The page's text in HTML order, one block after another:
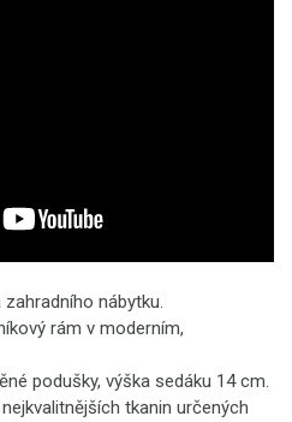
nábytku.
rám v moderním,
podušky, výška sedáku 14 cm.
tkanin určených